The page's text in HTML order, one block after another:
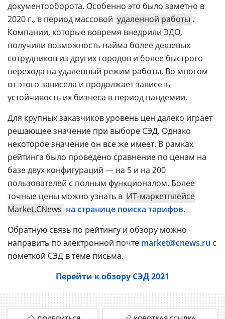
документооборота. Особенно это было заметно в
2020 г., в период массовой удаленной работы .
Компании, которые вовремя внедрили ЭДО,
получили возможность найма более дешевых
сотрудников из других городов и более быстрого
перехода на удаленный режим работы. Во многом
от этого зависела и продолжает зависеть
устойчивость их бизнеса в период пандемии.
Для крупных заказчиков уровень цен далеко играет
решающее значение при выборе СЭД. Однако
некоторое значение он все же имеет. В рамках
рейтинга было проведено сравнение по ценам на
базе двух конфигураций — на 5 и на 200
пользователей с полным функционалом. Более
точные цены можно узнать в ИТ-маркетплейсе
Market.CNews на странице поиска тарифов.
Обратную связь по рейтингу и обзору можно
направить по электронной почте market@cnews.ru с
пометкой СЭД в теме письма.
Перейти к обзору СЭД 2021